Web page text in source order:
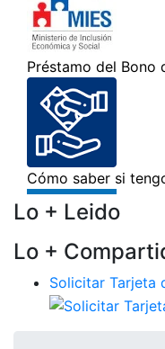
Lo + Leido
Lo +
Solicitar Tarjeta